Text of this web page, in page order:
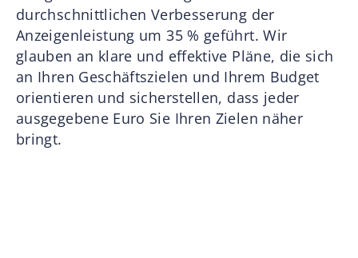
durchschnittlichen Verbesserung der
Anzeigenleistung um 35 % geführt. Wir
glauben an klare und effektive Pläne, die sich
an Ihren Geschäftszielen und Ihrem Budget
orientieren und sicherstellen, dass jeder
ausgegebene Euro Sie Ihren Zielen näher
bringt.